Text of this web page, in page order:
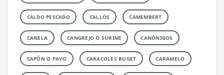
CALDO PESCADO CALLOS CAMEMBERT
CANELA CANGREJO O SURIMI CANÓNIGOS
CAPÓN O PAVO CARACOLES BUGET CARAMELO